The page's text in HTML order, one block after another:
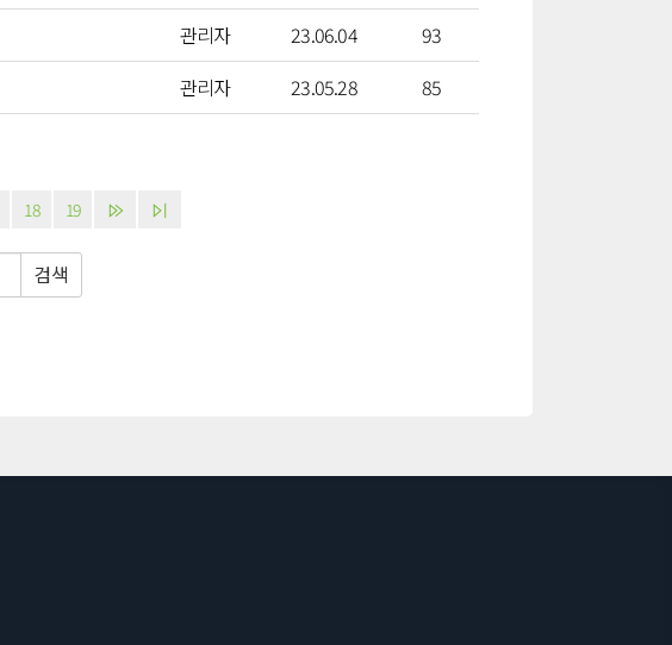
관리자 23.06.04
93
관리자 23.05.28 85
18 19
검색